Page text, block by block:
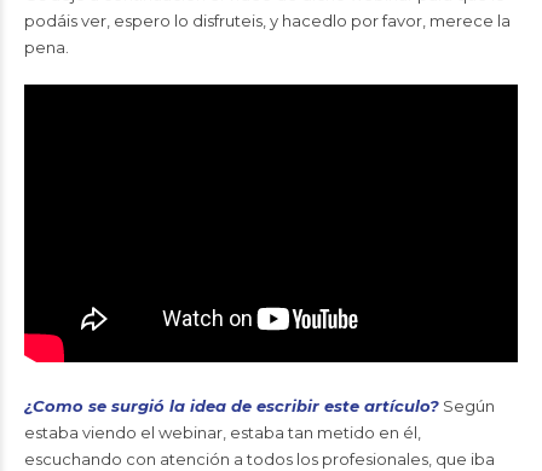
podáis ver, espero lo disfruteis, y hacedlo por favor, merece la
pena.
¿Como se surgió la idea de escribir este artículo? Según
estaba viendo el webinar, estaba tan metido en él,
escuchando con atención a todos los profesionales, que iba